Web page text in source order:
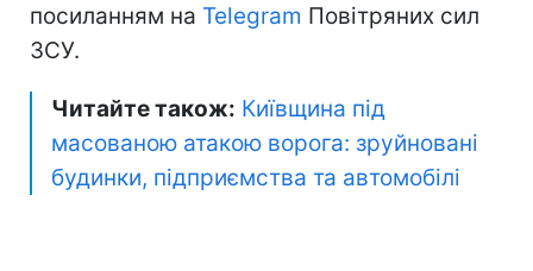
посиланням на Telegram Повітряних сил
ЗСУ.
Читайте також: Київщина під
масованою атакою ворога: зруйновані
будинки, підприємства та автомобілі